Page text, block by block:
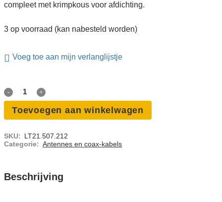
compleet met krimpkous voor afdichting.
3 op voorraad (kan nabesteld worden)
Voeg toe aan mijn verlanglijstje
Glomex
RA353
coax
PL259
Toevoegen aan winkelwagen
SKU: LT21.507.212
Categorie: Antennes en coax-kabels
Beschrijving